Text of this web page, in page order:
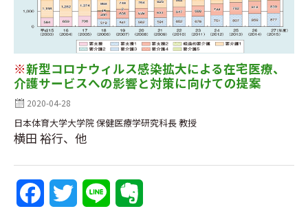
※新型コロナウィルス感染拡大による在宅医療、
介護サービスへの影響と対策に向けての提案
2020-04-28
日本体育大学大学院 保健医療学研究科長 教授
横田 裕行、他